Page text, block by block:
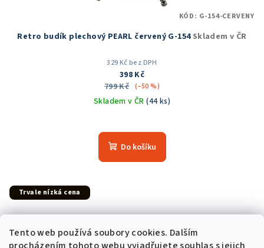
Tento web používá soubory cookies. Dalším
Retro budík plechový PEARL červený G-154Skladem v ČR
329 Kč bez DPH
398 Kč
799 Kč (–50 %)
Skladem v ČR(44 ks)
hodnocení
produktu
Do košíku
KÓD: G-154-CERVENY
Trvale nízká cena